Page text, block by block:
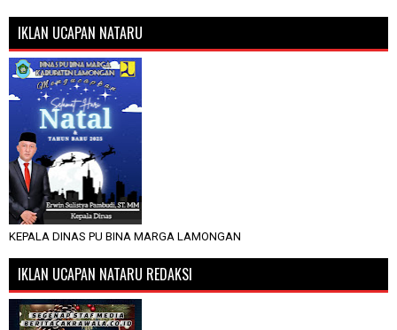
IKLAN UCAPAN NATARU
KEPALA DINAS PU BINA MARGA LAMONGAN
IKLAN UCAPAN NATARU REDAKSI